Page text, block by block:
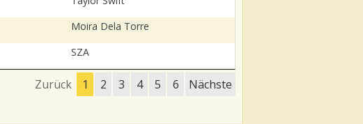
Moira Dela Torre
SZA
Zurück 1 2 3 4 5 6 Nächste